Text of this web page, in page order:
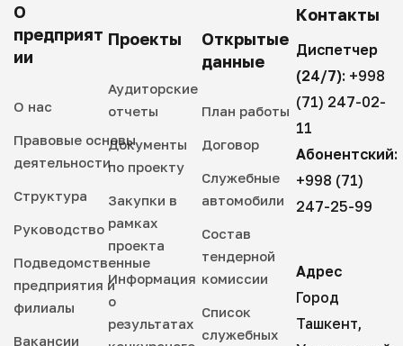
О
предприят
ии
О нас
Правовые основы
деятельности
Структура
Руководство
Подведомственные
предприятия и
филиалы
Вакансии
Проекты
Аудиторские
отчеты
Документы
по проекту
Закупки в
рамках
проекта
Информация
о
результатах
Открытые
данные
План работы
Договор
Служебные
автомобили
Состав
тендерной
комиссии
Список
служебных
Контакты
Диспетчер
(24/7): +998
(71) 247-02-
11
Абонентский:
+998 (71)
247-25-99
Адрес
Город
Ташкент,